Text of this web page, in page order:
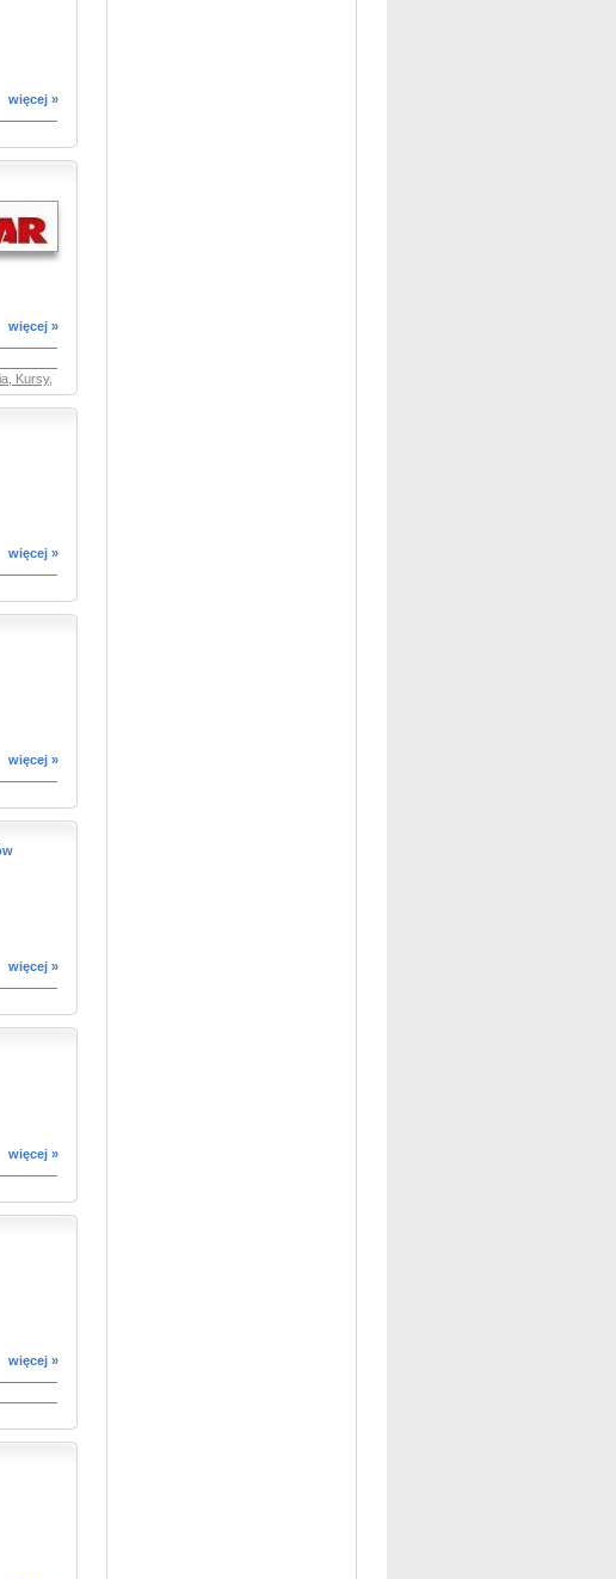
więcej »
więcej »
Kursy,
więcej »
więcej »
więcej »
więcej »
więcej »